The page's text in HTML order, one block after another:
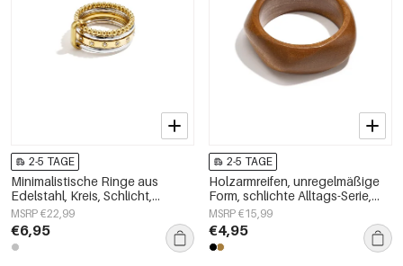
2-5 TAGE
Minimalistische Ringe aus
Edelstahl, Kreis, Schlicht,
Alltagsschmuck,
Damenschmuck
MSRP €22,99
€6,95
2-5 TAGE
Holzarmreifen, unregelmäßige
Form, schlichte Alltags-Serie,
Damenschmuck
MSRP €15,99
€4,95